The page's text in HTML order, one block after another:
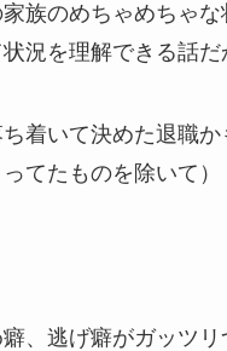
族のめちゃめちゃな
況を理解できる話だ
着いて決めた退職か
てたものを除いて）
、逃げ癖がガッツリ